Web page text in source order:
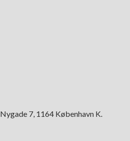
Nygade 7, 1164 København K.